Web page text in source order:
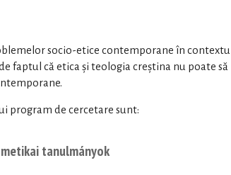
socio-etice contemporane în contextul
faptul că etica și teologia creștina nu poate să
program de cercetare sunt:
tanulmányok